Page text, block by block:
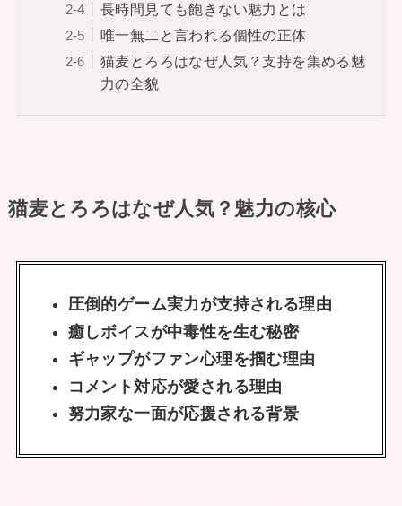
長時間見ても飽きない魅力とは
唯一無二と言われる個性の正体
猫麦とろろはなぜ人気？支持を集める魅
力の全貌
猫麦とろろはなぜ人気？魅力の核心
圧倒的ゲーム実力が支持される理由
癒しボイスが中毒性を生む秘密
ギャップがファン心理を掴む理由
コメント対応が愛される理由
努力家な一面が応援される背景